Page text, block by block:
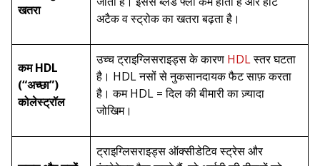
खतरा
अटैक व स्ट्रोक का खतरा बढ़ता है।
कम HDL
(“अच्छा”)
कोलेस्ट्रॉल
उच्च ट्राइग्लिसराइड्स के कारण HDLस्तर घटता
है। HDL नसों से नुकसानदायक फैट साफ़ करता
है। कम HDL = दिल की बीमारी का ज़्यादा
जोखिम।
ट्राइग्लिसराइड्स ऑक्सीडेटिव स्ट्रेस और